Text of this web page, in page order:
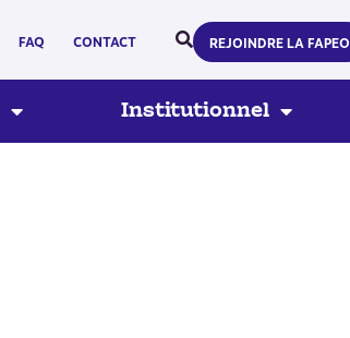
FAQ CONTACT REJOINDRE LA FAPEO
Institutionnel